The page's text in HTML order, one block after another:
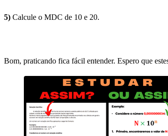
5) Calcule o MDC de 10 e 20.
Bom, praticando fica fácil entender. Espero que